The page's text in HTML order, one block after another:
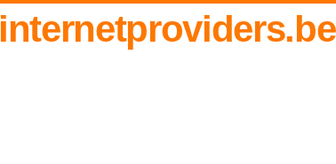
internetproviders.be